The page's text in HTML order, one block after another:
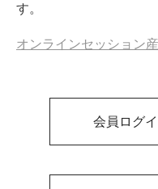
す。
オンラインセッション
会員ログ